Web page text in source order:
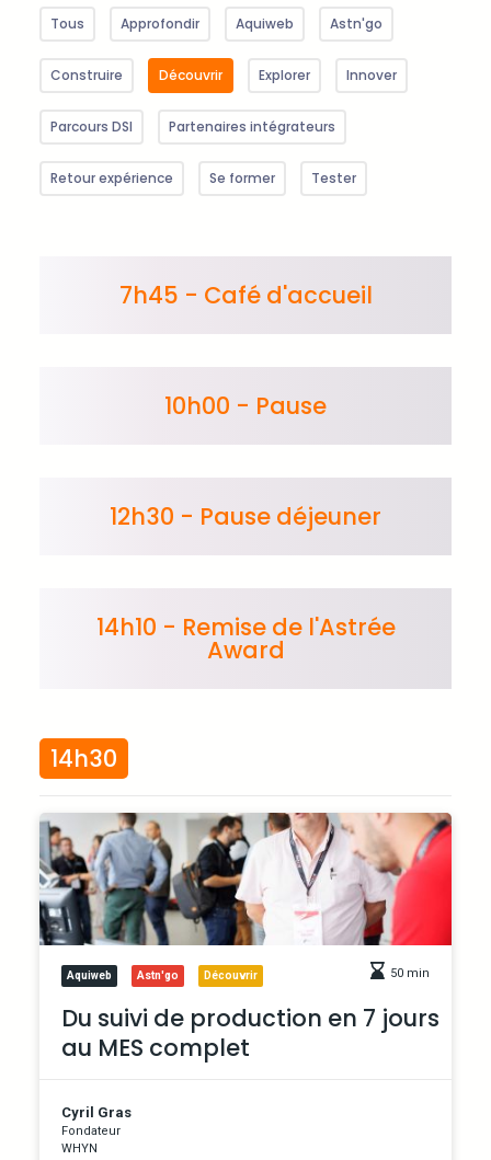
Tous Approfondir Aquiweb Astn'go
Construire Découvrir Explorer Innover
Parcours DSI Partenaires intégrateurs
Retour expérience Se former Tester
7h45 - Café d'accueil
10h00 - Pause
12h30 - Pause déjeuner
14h10 - Remise de l'Astrée
Award
14h30
Aquiweb Astn'go Découvrir 50 min
Du suivi de production en 7 jours
au MES complet
Cyril Gras
Fondateur
WHYN